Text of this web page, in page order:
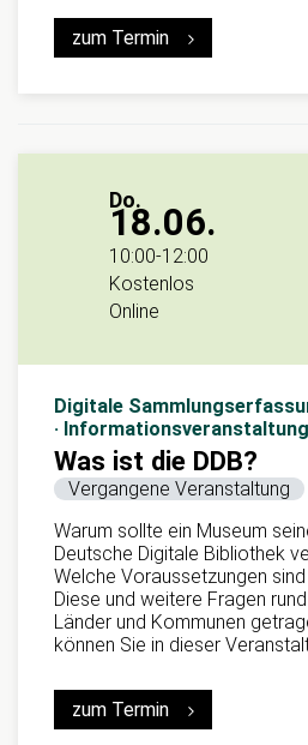
zum Termin
Do.
18.06.
10:00-12:00
Kostenlos
Online
Digitale
· Informationsveranstaltung
Was ist die DDB?
Vergangene Veranstaltung
Warum sollte ein Museum
Deutsche Digitale Bibliothek
Welche Voraussetzungen
Diese und weitere Fragen
Länder und Kommunen
können Sie in dieser
zum Termin